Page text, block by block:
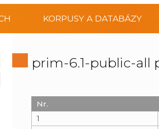
KORPUSY A DATABÁZY
prim-6.1-public-all
Nr.
1